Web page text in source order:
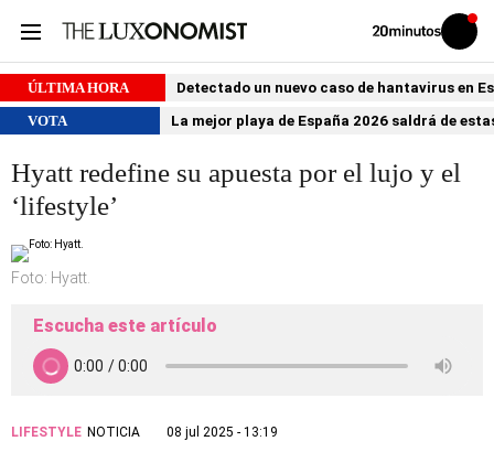
Volver
Iniciar
sesión
ÚLTIMA HORA
Detectado un nuevo caso de hantavirus en
VOTA
La mejor playa de España 2026 saldrá de
Hyatt redefine su apuesta por el lujo y el
‘lifestyle’
Foto: Hyatt.
Escucha este artículo
LIFESTYLE NOTICIA
08 jul 2025 - 13:19